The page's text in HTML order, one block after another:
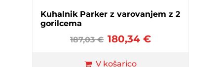
Kuhalnik Parker z varovanjem z 2
gorilcema
187,03€ 180,34€
V košarico